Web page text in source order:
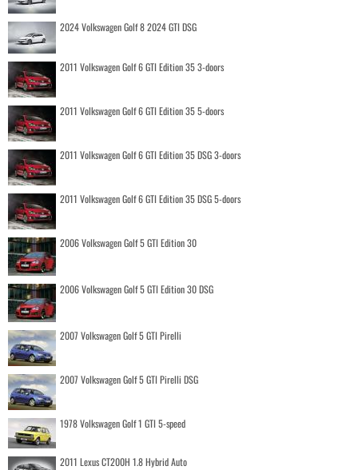
2024 Volkswagen Golf 8 2024 GTI DSG
2011 Volkswagen Golf 6 GTI Edition 35 3-doors
2011 Volkswagen Golf 6 GTI Edition 35 5-doors
2011 Volkswagen Golf 6 GTI Edition 35 DSG 3-doors
2011 Volkswagen Golf 6 GTI Edition 35 DSG 5-doors
2006 Volkswagen Golf 5 GTI Edition 30
2006 Volkswagen Golf 5 GTI Edition 30 DSG
2007 Volkswagen Golf 5 GTI Pirelli
2007 Volkswagen Golf 5 GTI Pirelli DSG
1978 Volkswagen Golf 1 GTI 5-speed
2011 Lexus CT200H 1.8 Hybrid Auto